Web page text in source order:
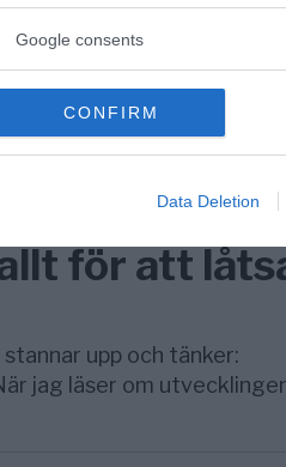
Google consents
CONFIRM
Data Deletion
framför
för att
upp och tänker:
jag läser om